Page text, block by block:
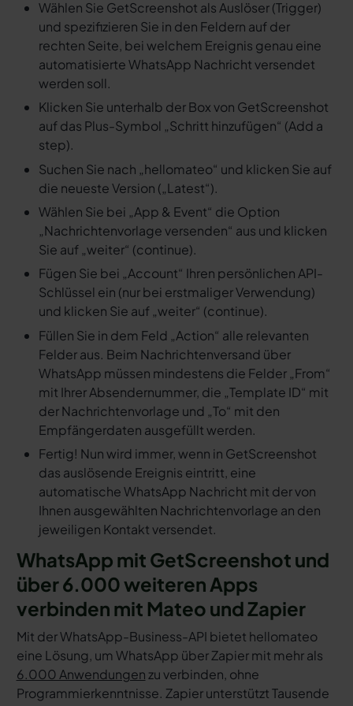
Wählen Sie GetScreenshot als Auslöser (Trigger)
und spezifizieren Sie in den Feldern auf der
rechten Seite, bei welchem Ereignis genau eine
automatisierte WhatsApp Nachricht versendet
werden soll.
Klicken Sie unterhalb der Box von GetScreenshot
auf das Plus-Symbol „Schritt hinzufügen“ (Add a
step).
Suchen Sie nach „hellomateo“ und klicken Sie auf
die neueste Version („Latest“).
Wählen Sie bei „App & Event“ die Option
„Nachrichtenvorlage versenden“ aus und klicken
Sie auf „weiter“ (continue).
Fügen Sie bei „Account“ Ihren persönlichen API-
Schlüssel ein (nur bei erstmaliger Verwendung)
und klicken Sie auf „weiter“ (continue).
Füllen Sie in dem Feld „Action“ alle relevanten
Felder aus. Beim Nachrichtenversand über
WhatsApp müssen mindestens die Felder „From“
mit Ihrer Absendernummer, die „Template ID“ mit
der Nachrichtenvorlage und „To“ mit den
Empfängerdaten ausgefüllt werden.
Fertig! Nun wird immer, wenn in GetScreenshot
das auslösende Ereignis eintritt, eine
automatische WhatsApp Nachricht mit der von
Ihnen ausgewählten Nachrichtenvorlage an den
jeweiligen Kontakt versendet.
WhatsApp mit GetScreenshot und
über 6.000 weiteren Apps
verbinden mit Mateo und Zapier
Mit der WhatsApp-Business-API bietet hellomateo
eine Lösung, um WhatsApp über Zapier mit mehr als
6.000 Anwendungenzu verbinden, ohne
Programmierkenntnisse. Zapier unterstützt Tausende